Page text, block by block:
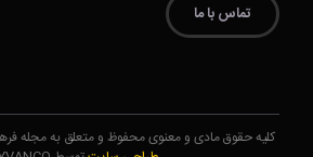
تماس با ما
کلیه حقوق مادی و معنوی محفوظ و متعلق به مجله